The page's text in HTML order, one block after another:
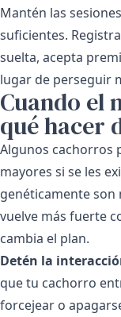
Mantén las
suficientes.
suelta, acepta
lugar de perseguir
Cuando el
qué hacer
Algunos cachorros
mayores si se les
genéticamente son
vuelve más fuerte
cambia el plan.
Detén la
que tu cachorro
forcejear o